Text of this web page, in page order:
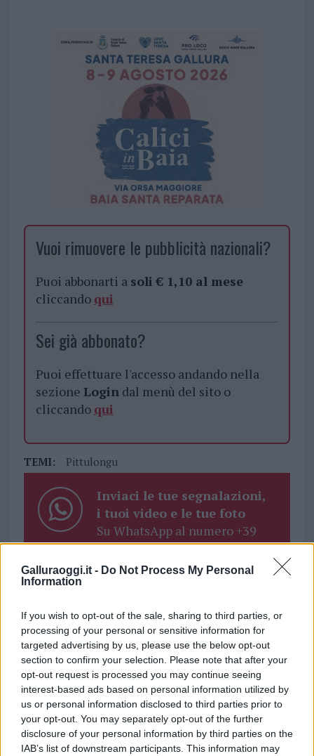
Galluraoggi.it - Do Not Process My Personal
Information
If you wish to opt-out of the sale, sharing to third parties, or
processing of your personal or sensitive information for
targeted advertising by us, please use the below opt-out
section to confirm your selection. Please note that after your
opt-out request is processed you may continue seeing
interest-based ads based on personal information utilized by
us or personal information disclosed to third parties prior to
your opt-out. You may separately opt-out of the further
disclosure of your personal information by third parties on the
IAB’s list of downstream participants. This information may
Vuoi rimuovere le pubblicità nazionali?
Puoi abbonarti a soli € 1,10 al mese
cliccando qui
Sei già abbonato?
Puoi effettuare l'accesso andando nella
sezione Logindal menù del sito o
cliccando qui
TEMI: Pittulongu
Inviaci le tue segnalazioni,
i tuoi video e le tue foto
Su WhatsApp al numero +39
345 356 7512
Notizie in tempo reale?
Entra nel canale telegram di
GalluraOggi.it
Ricevi le nostre ultime news